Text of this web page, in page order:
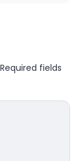
Required fields